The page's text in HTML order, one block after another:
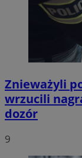
Znieważyli
wrzucili
dozór
9